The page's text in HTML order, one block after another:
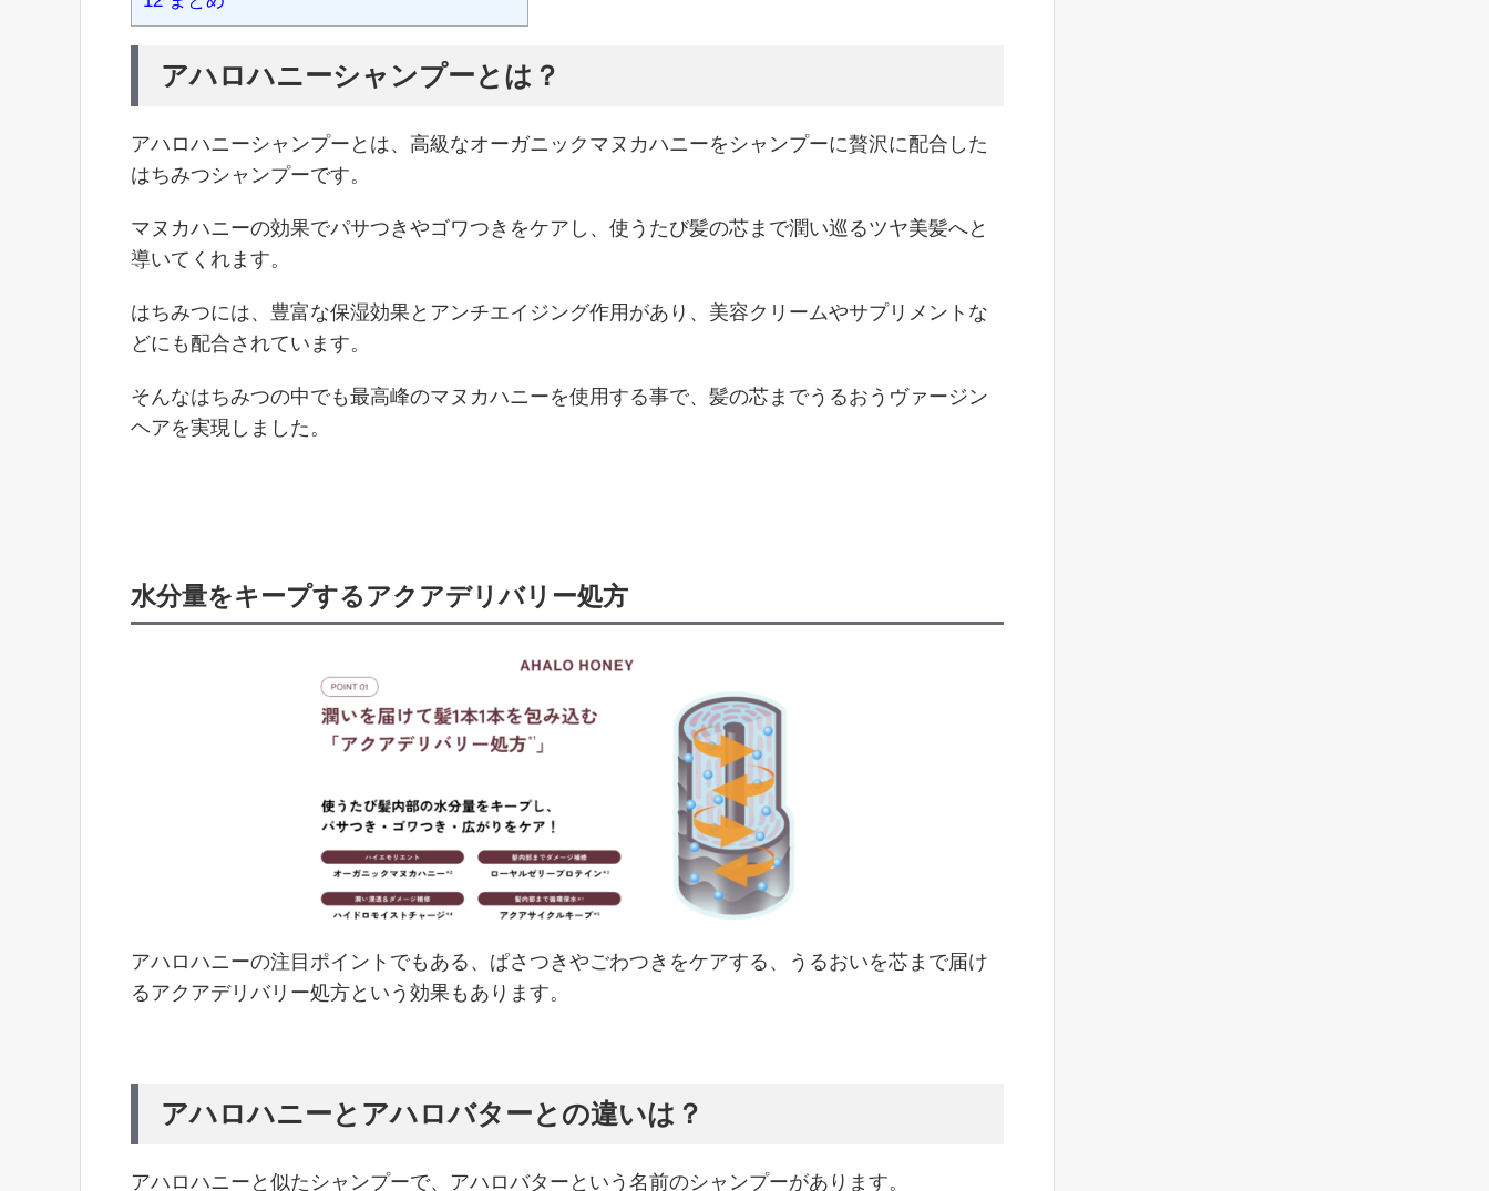
アハロハニーシャンプーとは？
アハロハニーシャンプーとは、高級なオーガニックマヌカハニーをシャンプーに贅沢に配合した
はちみつシャンプーです。
マヌカハニーの効果でパサつきやゴワつきをケアし、使うたび髪の芯まで潤い巡るツヤ美髪へと
導いてくれます。
はちみつには、豊富な保湿効果とアンチエイジング作用があり、美容クリームやサプリメントな
どにも配合されています。
そんなはちみつの中でも最高峰のマヌカハニーを使用する事で、髪の芯までうるおうヴァージン
ヘアを実現しました。
水分量をキープするアクアデリバリー処方
アハロハニーの注目ポイントでもある、ぱさつきやごわつきをケアする、うるおいを芯まで届け
るアクアデリバリー処方という効果もあります。
アハロハニーとアハロバターとの違いは？
アハロハニーと似たシャンプーで、アハロバターという名前のシャンプーがあります。